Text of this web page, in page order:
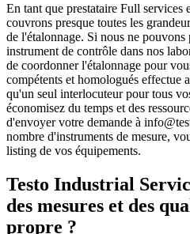
En tant que prestataire Full services
couvrons presque toutes les
de l'étalonnage. Si nous ne pouvons
instrument de contrôle dans nos
de coordonner l'étalonnage pour
compétents et homologués effectue
qu'un seul interlocuteur pour tous
économisez du temps et des
d'envoyer votre demande à
nombre d'instruments de mesure,
listing de vos équipements.
Testo Industrial
des mesures et des
propre ?